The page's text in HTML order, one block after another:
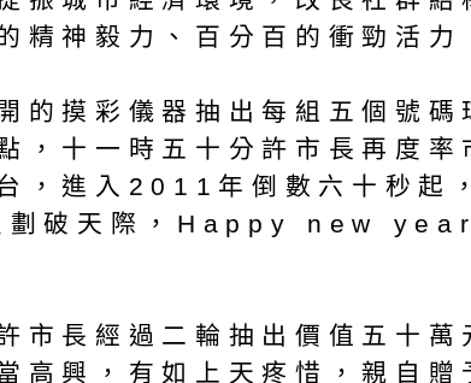
精神毅力、百分百的衝勁活力
的摸彩儀器抽出每組五個號
，十一時五十分許市長再度
，進入2011年倒數六十秒起
劃破天際，Happy new
市長經過二輪抽出價值五十
高興，有如上天疼惜，親自